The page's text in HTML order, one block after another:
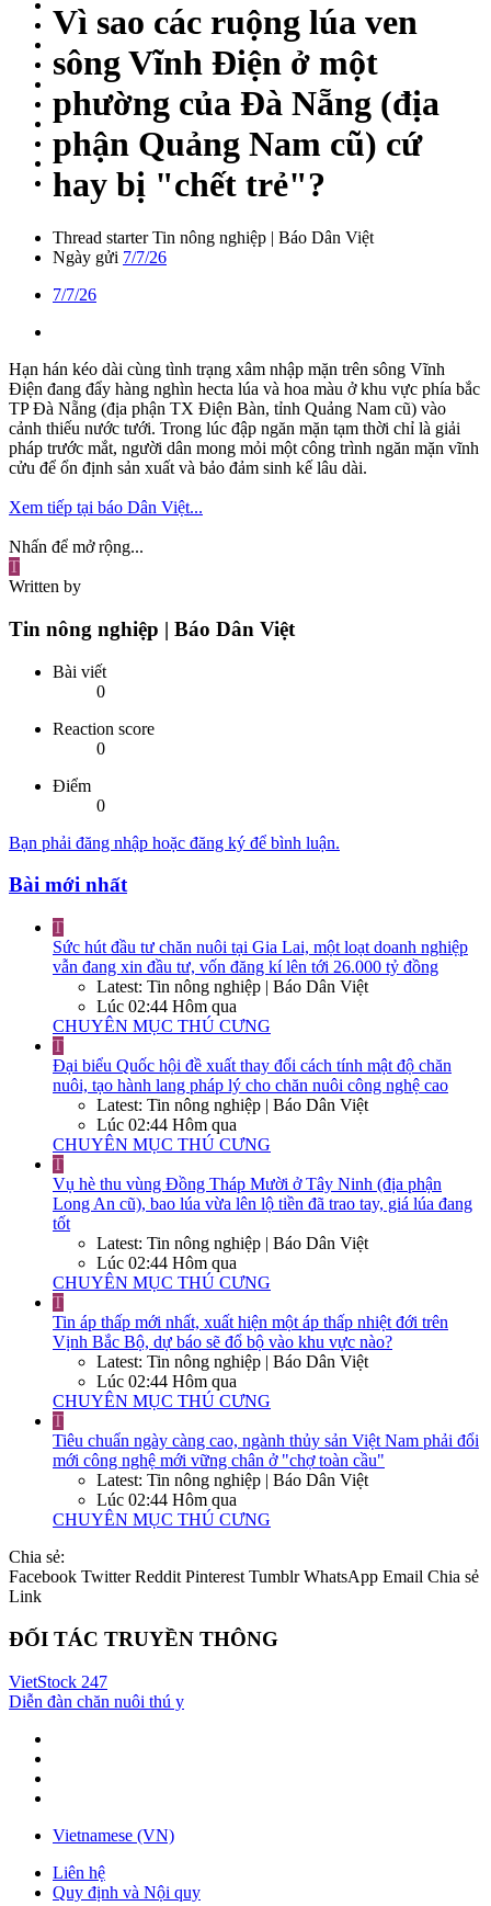
Vì sao các ruộng lúa ven
sông Vĩnh Điện ở một
phường của Đà Nẵng (địa
phận Quảng Nam cũ) cứ
hay bị "chết trẻ"?
Thread starter Tin nông nghiệp | Báo Dân Việt
Ngày gửi 7/7/26
7/7/26
Hạn hán kéo dài cùng tình trạng xâm nhập mặn trên sông Vĩnh
Điện đang đẩy hàng nghìn hecta lúa và hoa màu ở khu vực phía bắc
TP Đà Nẵng (địa phận TX Điện Bàn, tỉnh Quảng Nam cũ) vào
cảnh thiếu nước tưới. Trong lúc đập ngăn mặn tạm thời chỉ là giải
pháp trước mắt, người dân mong mỏi một công trình ngăn mặn vĩnh
cửu để ổn định sản xuất và bảo đảm sinh kế lâu dài.
Xem tiếp tại báo Dân Việt...
Nhấn để mở rộng...
T
Written by
Tin nông nghiệp | Báo Dân Việt
Bài viết
0
Reaction score
0
Điểm
0
Bạn phải đăng nhập hoặc đăng ký để bình luận.
Bài mới nhất
T
Sức hút đầu tư chăn nuôi tại Gia Lai, một loạt doanh nghiệp
vẫn đang xin đầu tư, vốn đăng kí lên tới 26.000 tỷ đồng
Latest: Tin nông nghiệp | Báo Dân Việt
Lúc 02:44 Hôm qua
CHUYÊN MỤC THÚ CƯNG
T
Đại biểu Quốc hội đề xuất thay đổi cách tính mật độ chăn
nuôi, tạo hành lang pháp lý cho chăn nuôi công nghệ cao
Latest: Tin nông nghiệp | Báo Dân Việt
Lúc 02:44 Hôm qua
CHUYÊN MỤC THÚ CƯNG
T
Vụ hè thu vùng Đồng Tháp Mười ở Tây Ninh (địa phận
Long An cũ), bao lúa vừa lên lộ tiền đã trao tay, giá lúa đang
tốt
Latest: Tin nông nghiệp | Báo Dân Việt
Lúc 02:44 Hôm qua
CHUYÊN MỤC THÚ CƯNG
T
Tin áp thấp mới nhất, xuất hiện một áp thấp nhiệt đới trên
Vịnh Bắc Bộ, dự báo sẽ đổ bộ vào khu vực nào?
Latest: Tin nông nghiệp | Báo Dân Việt
Lúc 02:44 Hôm qua
CHUYÊN MỤC THÚ CƯNG
T
Tiêu chuẩn ngày càng cao, ngành thủy sản Việt Nam phải đổi
mới công nghệ mới vững chân ở "chợ toàn cầu"
Latest: Tin nông nghiệp | Báo Dân Việt
Lúc 02:44 Hôm qua
CHUYÊN MỤC THÚ CƯNG
Chia sẻ:
Facebook Twitter Reddit Pinterest Tumblr WhatsApp Email Chia sẻ
Link
ĐỐI TÁC TRUYỀN THÔNG
VietStock 247
Diễn đàn chăn nuôi thú y
Vietnamese (VN)
Liên hệ
Quy định và Nội quy